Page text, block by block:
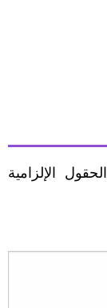
الحقول الإلزامية